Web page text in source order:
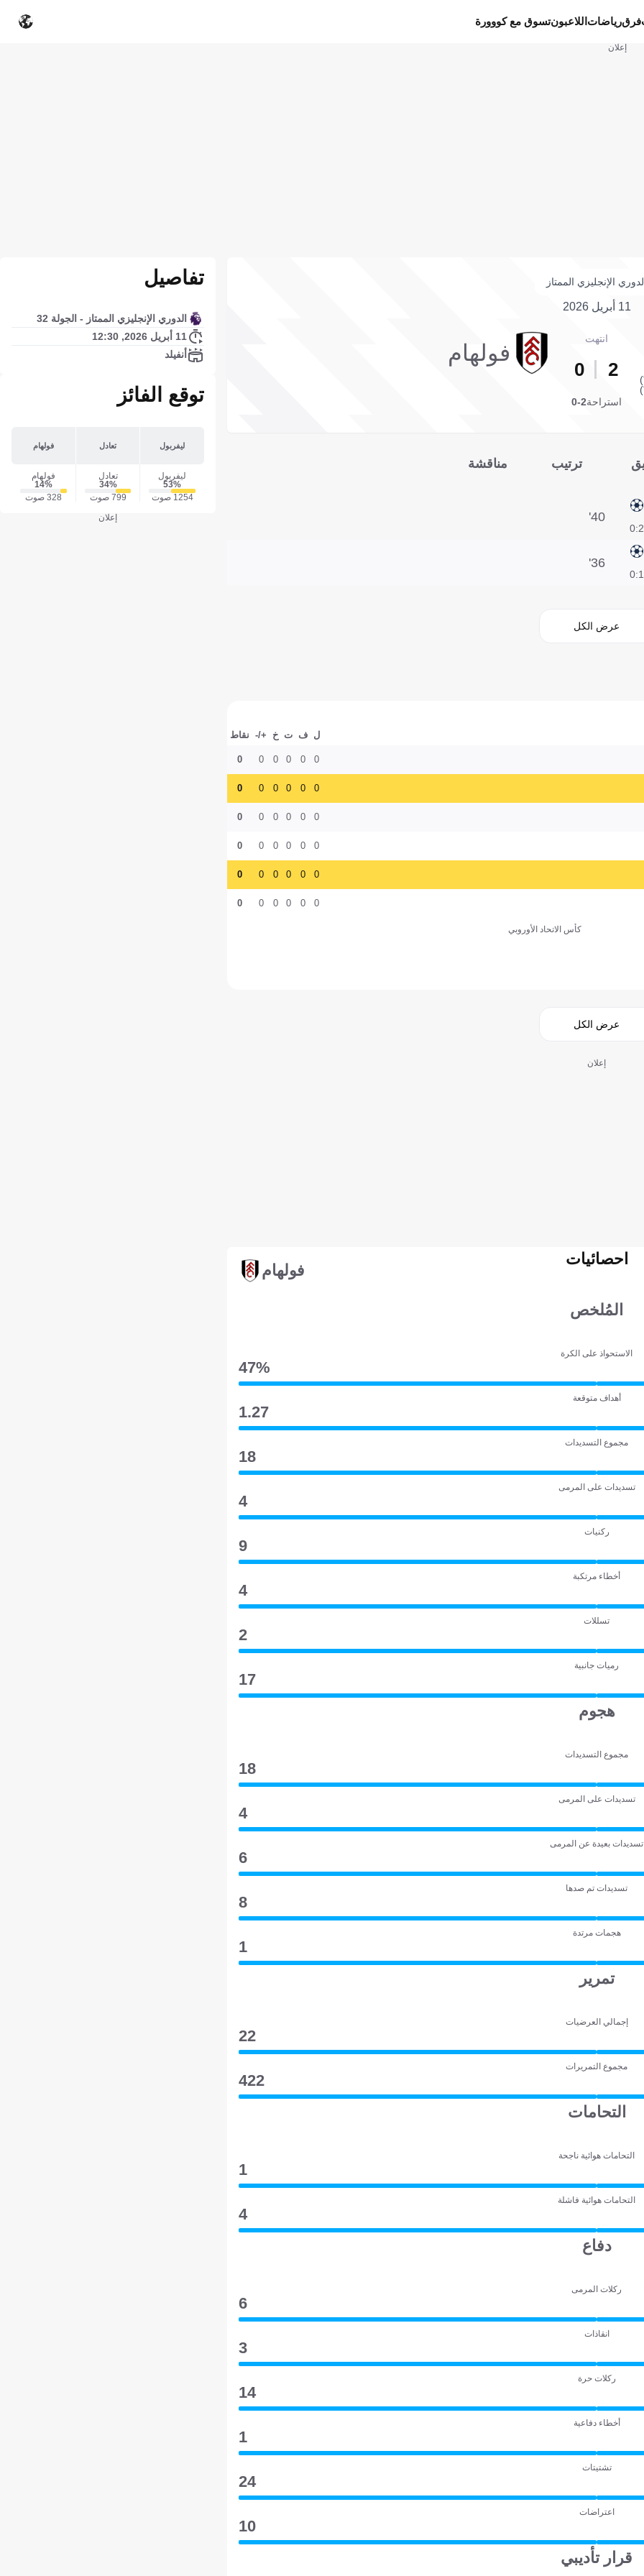
فرقرياضات اللاعبونتسوق مع كووورة
إعلان
الإنجليزي الممتاز
11 أبريل 2026
انتهت
2
0
فولهام
استراحة2-0
ترتيب مناقشة
2:0
40'
1:0
36'
عرض الكل
ل ف ت خ +/- نقاط
0
0
0
0
0
0
0
0
0
0
0
0
0
0
0
0
0
0
0
0
0
0
0
0
0
0
0
0
0
0
0
0
0
0
0
0
كأس الاتحاد الأوروبي
عرض الكل
إعلان
احصائيات
فولهام
المُلخص
الاستحواذ على الكرة
47‎%‎
أهداف متوقعة
1.27
مجموع التسديدات
18
تسديدات على المرمى
4
ركنيات
9
أخطاء مرتكبة
4
تسللات
2
رميات جانبية
17
هجوم
مجموع التسديدات
18
تسديدات على المرمى
4
تسديدات بعيدة عن المرمى
6
تسديدات تم صدها
8
هجمات مرتدة
1
تمرير
إجمالي العرضيات
22
مجموع التمريرات
422
التحامات
التحامات هوائية ناجحة
1
التحامات هوائية فاشلة
4
دفاع
ركلات المرمى
6
انقاذات
3
ركلات حرة
14
أخطاء دفاعية
1
تشتيتات
24
اعتراضات
10
قرار تأديبي
تفاصيل
الدوري الإنجليزي الممتاز - الجولة 32
11 أبريل 2026, 12:30
أنفيلد
توقع الفائز
ليفربول تعادل فولهام
ليفربول
53‎%‎
1254 صوت
تعادل
34‎%‎
799 صوت
فولهام
14‎%‎
328 صوت
إعلان